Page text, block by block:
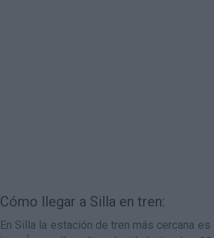
Cómo llegar a Silla en tren:
En Silla la estación de tren más cercana